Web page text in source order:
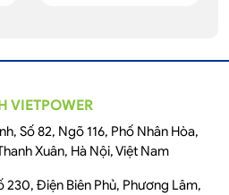
VIETPOWER
Số 82, Ngõ 116, Phố Nhân Hòa,
Xuân, Hà Nội, Việt Nam
230, Điện Biên Phủ, Phương Lâm,